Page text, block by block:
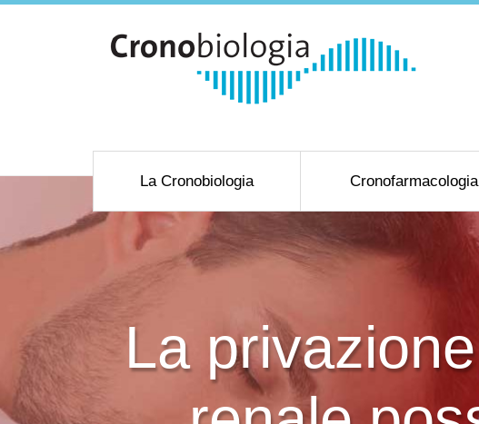
La Cronobiologia Cronofarmacologia
La